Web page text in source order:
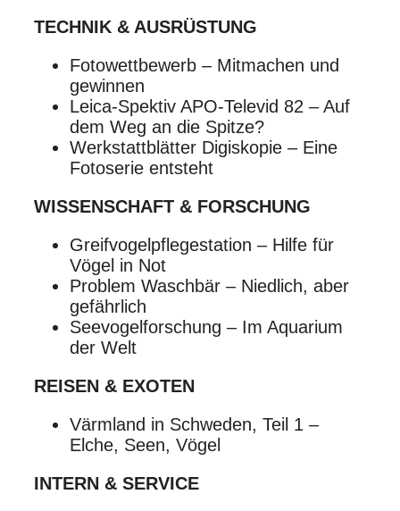
TECHNIK & AUSRÜSTUNG
Fotowettbewerb – Mitmachen und
gewinnen
Leica-Spektiv APO-Televid 82 – Auf
dem Weg an die Spitze?
Werkstattblätter Digiskopie – Eine
Fotoserie entsteht
WISSENSCHAFT & FORSCHUNG
Greifvogelpflegestation – Hilfe für
Vögel in Not
Problem Waschbär – Niedlich, aber
gefährlich
Seevogelforschung – Im Aquarium
der Welt
REISEN & EXOTEN
Värmland in Schweden, Teil 1 –
Elche, Seen, Vögel
INTERN & SERVICE